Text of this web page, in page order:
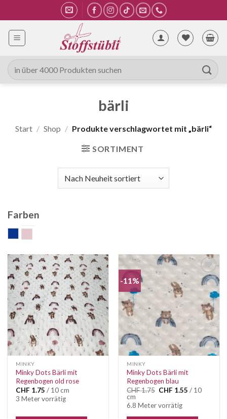
Inhalt
springen
Suche
nach:
bärli
Start / Shop / Produkte verschlagwortet mit „bärli“
SORTIMENT
Farben
Auf die
Wunschliste
MINKY
Minky Dots Bärli mit
Regenbogen old rose
CHF 1.75 / 10 cm
3 Meter vorrätig
-11%
Auf die
Wunschliste
MINKY
Minky Dots Bärli mit
Regenbogen blau
CHF1.75 Ursprünglicher
war:
CHF 1.75
CHF 1.55 Aktueller
/ 10
cm
6.8 Meter vorrätig